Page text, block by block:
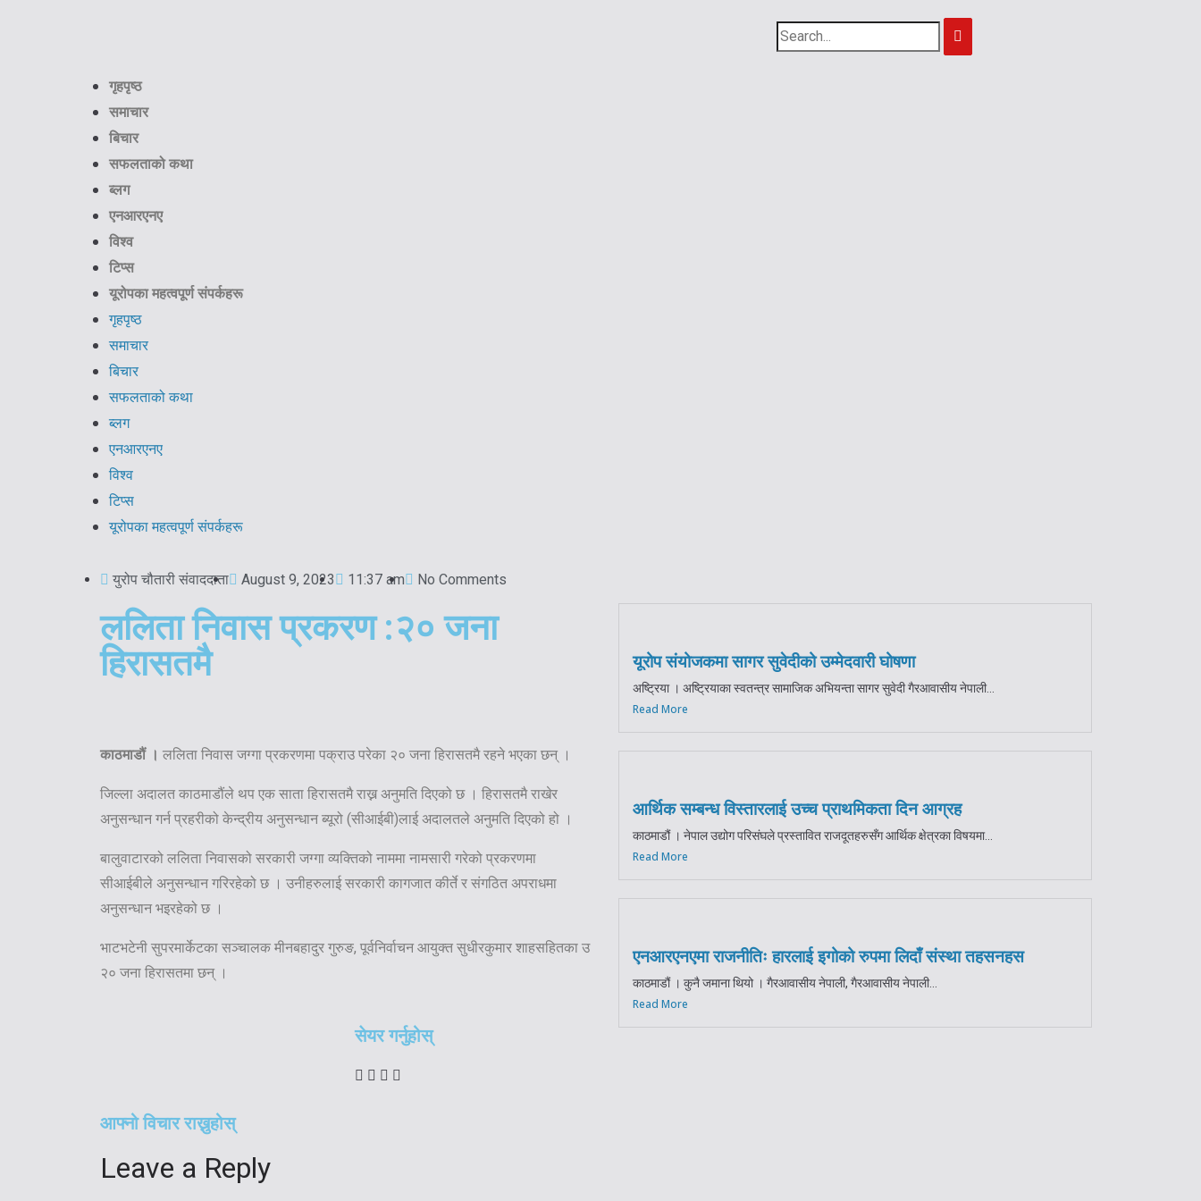
गृहपृष्ठ
समाचार
बिचार
सफलताको कथा
ब्लग
एनआरएनए
विश्व
टिप्स
यूरोपका महत्वपूर्ण संपर्कहरू
गृहपृष्ठ
समाचार
बिचार
सफलताको कथा
ब्लग
एनआरएनए
विश्व
टिप्स
यूरोपका महत्वपूर्ण संपर्कहरू
युरोप चौतारी संवाददाता August 9, 2023 11:37 am No Comments
ललिता निवास प्रकरण :२० जना
हिरासतमै
काठमाडौं । ललिता निवास जग्गा प्रकरणमा पक्राउ परेका २० जना हिरासतमै रहने भएका छन् ।
जिल्ला अदालत काठमाडौंले थप एक साता हिरासतमै राख्न अनुमति दिएको छ । हिरासतमै राखेर
अनुसन्धान गर्न प्रहरीको केन्द्रीय अनुसन्धान ब्यूरो (सीआईबी)लाई अदालतले अनुमति दिएको हो ।
बालुवाटारको ललिता निवासको सरकारी जग्गा व्यक्तिको नाममा नामसारी गरेको प्रकरणमा
सीआईबीले अनुसन्धान गरिरहेको छ । उनीहरुलाई सरकारी कागजात कीर्ते र संगठित अपराधमा
अनुसन्धान भइरहेको छ ।
भाटभटेनी सुपरमार्केटका सञ्चालक मीनबहादुर गुरुङ, पूर्वनिर्वाचन आयुक्त सुधीरकुमार शाहसहितका उ
२० जना हिरासतमा छन् ।
सेयर गर्नुहोस्
यूरोप संयोजकमा सागर सुवेदीको उम्मेदवारी घोषणा
अष्ट्रिया । अष्ट्रियाका स्वतन्त्र सामाजिक अभियन्ता सागर सुवेदी गैरआवासीय नेपाली...
Read More
आर्थिक सम्बन्ध विस्तारलाई उच्च प्राथमिकता दिन आग्रह
काठमाडौं । नेपाल उद्योग परिसंघले प्रस्तावित राजदूतहरुसँग आर्थिक क्षेत्रका विषयमा...
Read More
एनआरएनएमा राजनीतिः हारलाई इगोको रुपमा लिदाँ संस्था तहसनहस
काठमाडौं । कुनै जमाना थियो । गैरआवासीय नेपाली, गैरआवासीय नेपाली...
Read More
आफ्नो विचार राख्नुहोस्
Leave a Reply